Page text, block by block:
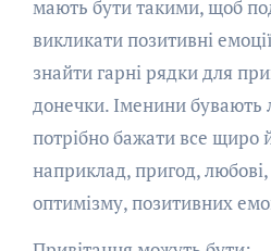
мають бути такими, щоб
викликати позитивні
знайти гарні рядки для
донечки. Іменини бувають
потрібно бажати все щиро
наприклад, пригод, любові,
оптимізму, позитивних